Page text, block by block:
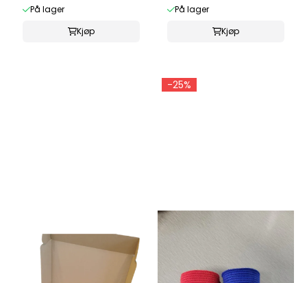
På lager
Kjøp
På lager
Kjøp
-25%